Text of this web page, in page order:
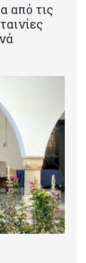
από τις